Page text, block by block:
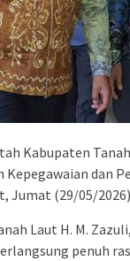
Kabupaten
dan
Jumat (29/05/
Laut H. M.
penuh